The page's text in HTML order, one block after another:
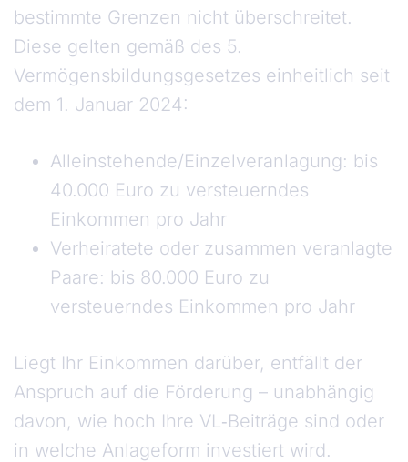
bestimmte Grenzen nicht überschreitet.
Diese gelten gemäß des 5.
Vermögensbildungsgesetzes einheitlich seit
dem 1. Januar 2024:
Alleinstehende/Einzelveranlagung: bis
40.000 Euro zu versteuerndes
Einkommen pro Jahr
Verheiratete oder zusammen veranlagte
Paare: bis 80.000 Euro zu
versteuerndes Einkommen pro Jahr
Liegt Ihr Einkommen darüber, entfällt der
Anspruch auf die Förderung – unabhängig
davon, wie hoch Ihre VL‑Beiträge sind oder
in welche Anlageform investiert wird.